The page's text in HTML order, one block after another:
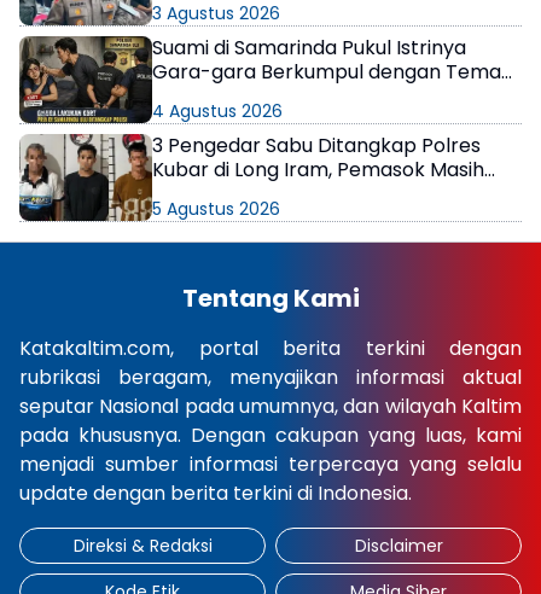
3 Agustus 2026
Suami di Samarinda Pukul Istrinya
Gara-gara Berkumpul dengan Teman
4 Agustus 2026
3 Pengedar Sabu Ditangkap Polres
Kubar di Long Iram, Pemasok Masih
5 Agustus 2026
Tentang Kami
Katakaltim.com, portal berita terkini dengan
rubrikasi beragam, menyajikan informasi aktual
seputar Nasional pada umumnya, dan wilayah Kaltim
pada khususnya. Dengan cakupan yang luas, kami
menjadi sumber informasi terpercaya yang selalu
update dengan berita terkini di Indonesia.
Direksi & Redaksi
Disclaimer